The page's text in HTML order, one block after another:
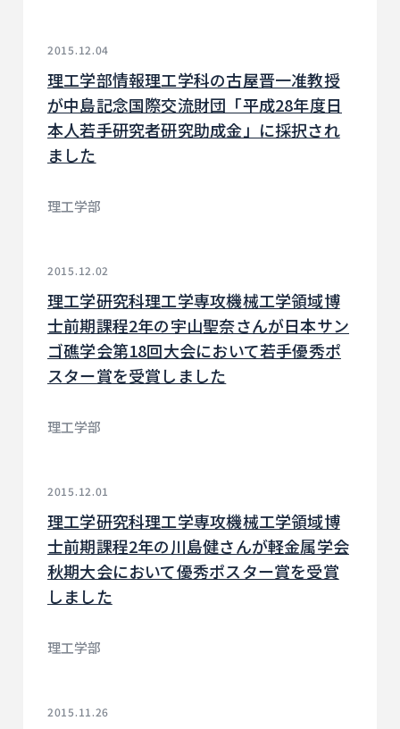
2015.12.04
理工学部情報理工学科の古屋晋一准教授
が中島記念国際交流財団「平成28年度日
本人若手研究者研究助成金」に採択され
ました
理工学部
2015.12.02
理工学研究科理工学専攻機械工学領域博
士前期課程2年の宇山聖奈さんが日本サン
ゴ礁学会第18回大会において若手優秀ポ
スター賞を受賞しました
理工学部
2015.12.01
理工学研究科理工学専攻機械工学領域博
士前期課程2年の川島健さんが軽金属学会
秋期大会において優秀ポスター賞を受賞
しました
理工学部
2015.11.26